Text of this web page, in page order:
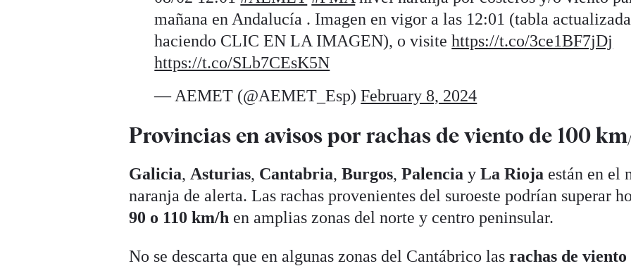
mañana en Andalucía . Imagen en vigor a las 12:01 (tabla actualizada
haciendo CLIC EN LA IMAGEN), o visitehttps://t.co/3ce1BF7jDj
https://t.co/SLb7CEsK5N
— AEMET (@AEMET_Esp)February 8, 2024
Provincias en avisos por rachas de viento de 100
Galicia, Asturias, Cantabria,Burgos,PalenciayLa Rioja están en el
naranja de alerta. Las rachas provenientes del suroeste podrían superar
90 o 110 km/h en amplias zonas del norte y centro peninsular.
No se descarta que en algunas zonas del Cantábrico lasrachas de viento